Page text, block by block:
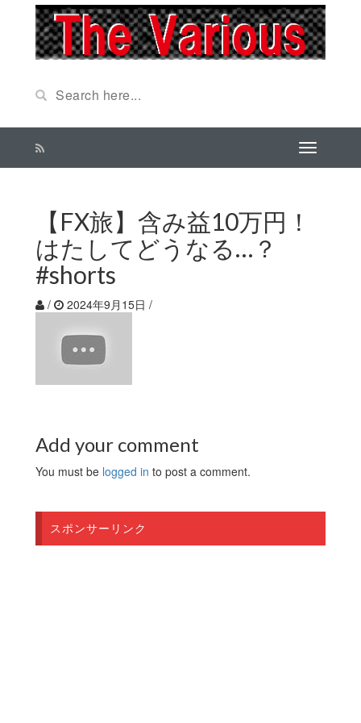
【FX旅】含み益10万円！
はたしてどうなる…？
#shorts
/ 2024年9月15日 /
Add your comment
You must be logged in to post a comment.
スポンサーリンク